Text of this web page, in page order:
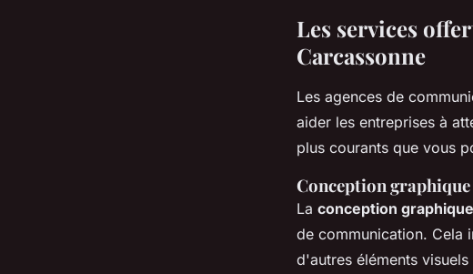
Les services
Carcassonne
Les agences de
aider les entreprises à
plus courants que vous
Conception
La conception
de communication. Cela
d'autres éléments